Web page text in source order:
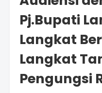
Pj.Bupati
Langkat
Langkat
Pengungsi